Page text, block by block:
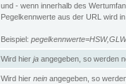
und - wenn innerhalb des
Pegelkennwerte aus der URL wird
Beispiel: pegelkennwerte=HSW,GLW
Wird hier ja angegeben, so werden
Wird hier nein angegeben, so